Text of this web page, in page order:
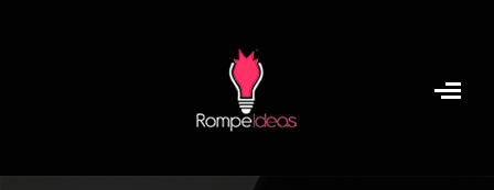
¿Cómo utilizar
WhatsApp para
potenciar nuestra